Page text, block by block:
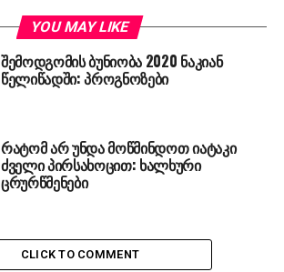
YOU MAY LIKE
შემოდგომის ბუნიობა 2020 ნაკიან
წელიწადში: პროგნოზები
რატომ არ უნდა მოწმინდოთ იატაკი
ძველი პირსახოცით: ხალხური
ცრურწმენები
CLICK TO COMMENT